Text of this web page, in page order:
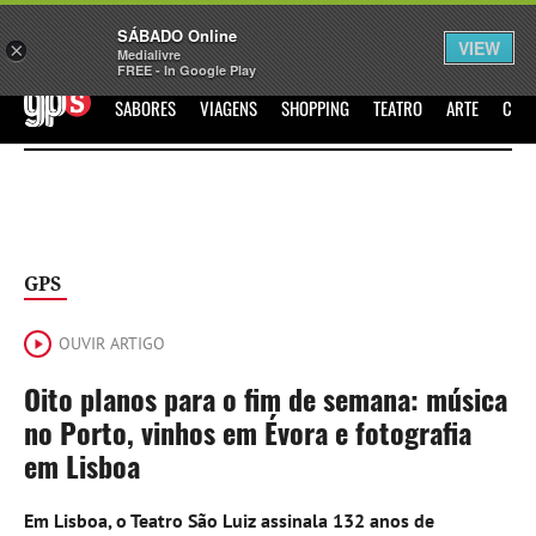
Sábado Assine Iniciar Sessão
GPS SABORES VIAGENS SHOPPING TEATRO ARTE
GPS
OUVIR ARTIGO
Oito planos para o fim de semana: música
no Porto, vinhos em Évora e fotografia
em Lisboa
Em Lisboa, o Teatro São Luiz assinala 132 anos de
×
SÁBADO Online
Medialivre
FREE - In Google Play
VIEW